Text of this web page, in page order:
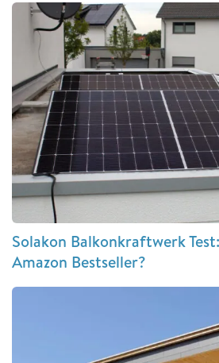
Solakon Balkonkraftwerk
Amazon Bestseller?